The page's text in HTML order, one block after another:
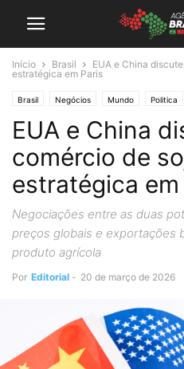
Início Brasil
EUA e China
estratégica em Paris
Brasil Negócios Mundo Politica
EUA e China
comércio de
estratégica em
Negociações entre as duas
preços globais e exportações
produto agrícola
Por Editorial - 20 de março de 2026